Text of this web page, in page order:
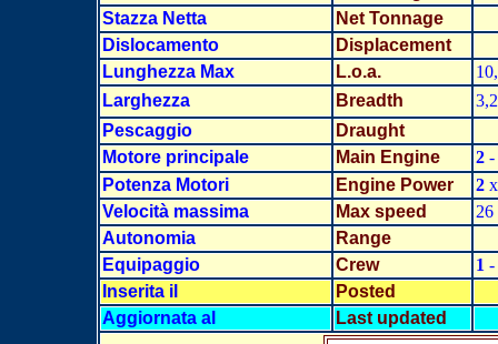
Stazza Netta
Net Tonnage
Dislocamento
Displacement
Lunghezza Max
L.o.a.
Larghezza Breadth
Pescaggio
Draught
Motore principale
Main Engine 2 -
Potenza Motori
Engine Power 2
Velocità massima
Max speed
26
Autonomia
Range
Equipaggio
Crew 1 -
Inserita il
Posted
Aggiornata al
Last updated